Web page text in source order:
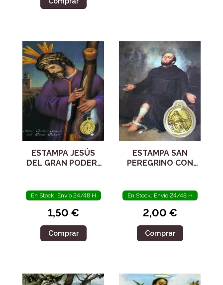
ESTAMPA JESÚS
DEL GRAN PODER-
ORACIÓN.
PLASTIFICADA
En Stock. Envío 24/48 H
1,50 €
Comprar
ESTAMPA SAN
PEREGRINO CON
PLASTIFICADA
En Stock. Envío 24/48 H
2,00 €
Comprar